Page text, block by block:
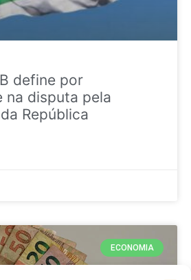
define por
na disputa pela
República
ECONOMIA